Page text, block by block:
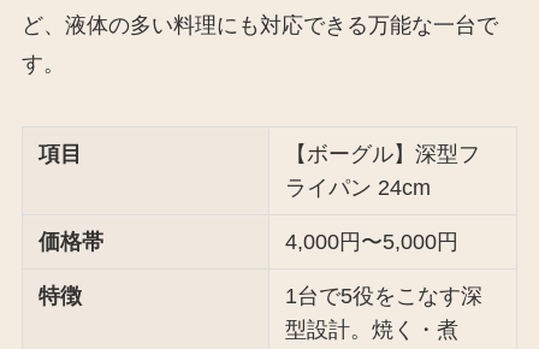
ど、液体の多い料理にも対応できる万能な一台で
す。
項目
【ボーグル】深型フ
ライパン 24cm
価格帯 4,000円〜5,000円
特徴
1台で5役をこなす深
型設計。焼く・煮